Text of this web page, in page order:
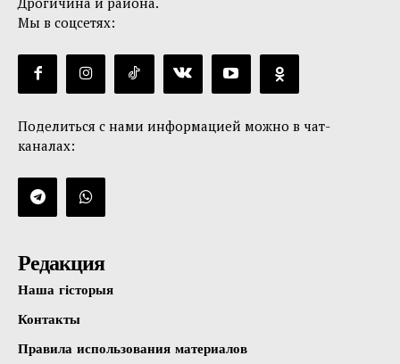
Мы в соцсетях:
Поделиться с нами информацией можно в чат-
каналах:
Редакция
Наша гісторыя
Контакты
Правила использования материалов